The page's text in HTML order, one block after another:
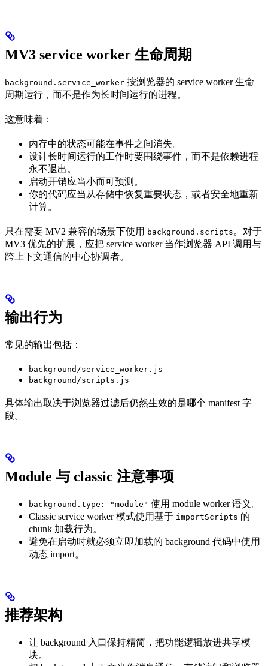
MV3 service worker 生命周期
background.service_worker 按浏览器的 service worker 生命
周期运行，而不是作为长时间运行的进程。
这意味着：
内存中的状态可能在事件之间消失。
设计长时间运行的工作时要围绕事件，而不是依赖进程
永不退出。
启动开销应当小而可预测。
你的代码应当从存储中恢复重要状态，或者安全地重新
计算。
只在需要 MV2 兼容的场景下使用 background.scripts 。对于
MV3 优先的扩展，应把 service worker 当作浏览器 API 调用与
跨上下文通信的中心协调者。
输出行为
常见的输出包括：
background/service_worker.js
background/scripts.js
具体输出取决于浏览器过滤后仍然生效的是哪个 manifest 字
段。
Module 与 classic 注意事项
background.type: "module" 使用 module worker 语义。
Classic service worker 模式使用基于 importScripts 的
chunk 加载行为。
避免在启动时就必须立即加载的 background 代码中使用
动态 import。
推荐架构
让 background 入口保持精简，把功能逻辑放进共享模
块。